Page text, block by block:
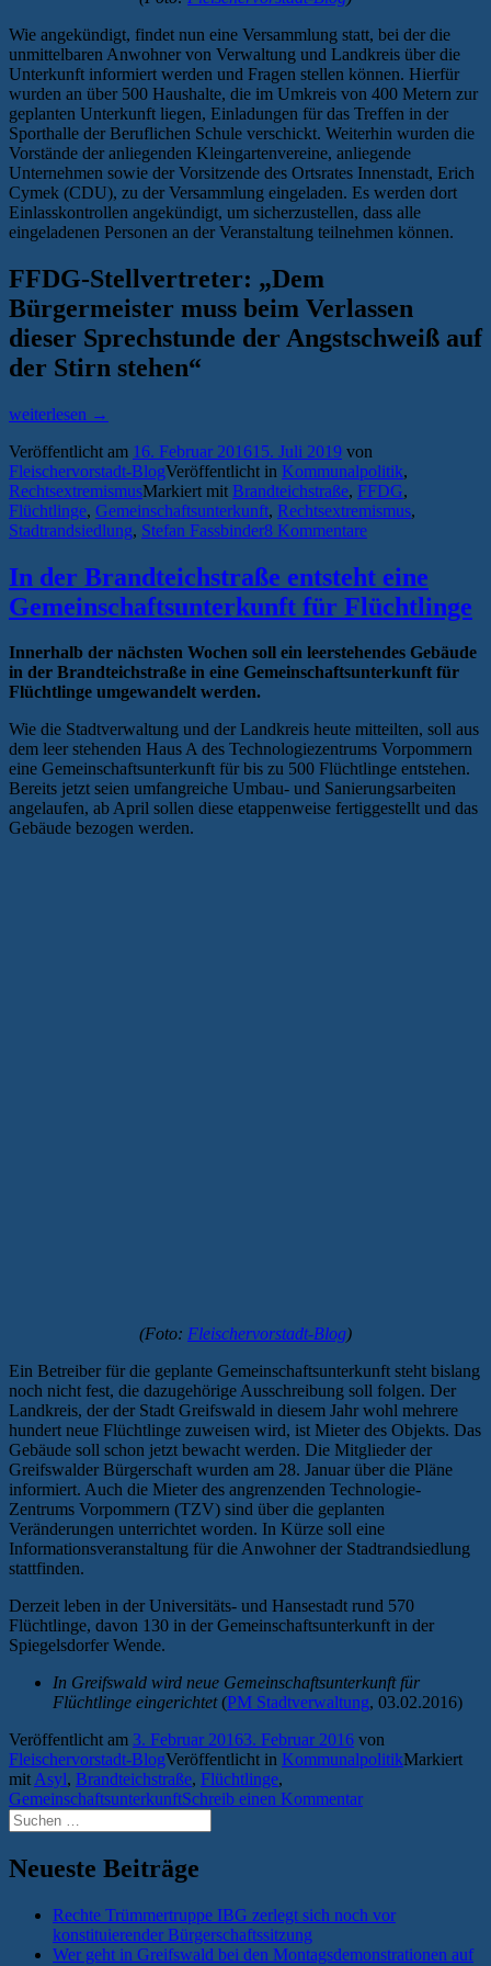
Wie angekündigt, findet nun eine Versammlung statt, bei der die
unmittelbaren Anwohner von Verwaltung und Landkreis über die
Unterkunft informiert werden und Fragen stellen können. Hierfür
wurden an über 500 Haushalte, die im Umkreis von 400 Metern zur
geplanten Unterkunft liegen, Einladungen für das Treffen in der
Sporthalle der Beruflichen Schule verschickt. Weiterhin wurden die
Vorstände der anliegenden Kleingartenvereine, anliegende
Unternehmen sowie der Vorsitzende des Ortsrates Innenstadt, Erich
Cymek (CDU), zu der Versammlung eingeladen. Es werden dort
Einlasskontrollen angekündigt, um sicherzustellen, dass alle
eingeladenen Personen an der Veranstaltung teilnehmen können.
FFDG-Stellvertreter: „Dem
Bürgermeister muss beim Verlassen
dieser Sprechstunde der Angstschweiß auf
der Stirn stehen“
„Anwohnerversammlung
Flüchtlingsunterkunft
Brandteichstraße“
weiterlesen →
Veröffentlicht am 16. Februar 201615. Juli 2019 von
Fleischervorstadt-BlogVeröffentlicht in Kommunalpolitik,
RechtsextremismusMarkiert mit Brandteichstraße, FFDG,
Flüchtlinge, Gemeinschaftsunterkunft, Rechtsextremismus,
Stadtrandsiedlung, Stefan Fassbinder8 Kommentare
In der Brandteichstraße entsteht eine
Gemeinschaftsunterkunft für Flüchtlinge
Innerhalb der nächsten Wochen soll ein leerstehendes Gebäude
in der Brandteichstraße in eine Gemeinschaftsunterkunft für
Flüchtlinge umgewandelt werden.
Wie die Stadtverwaltung und der Landkreis heute mitteilten, soll aus
dem leer stehenden Haus A des Technologiezentrums Vorpommern
eine Gemeinschaftsunterkunft für bis zu 500 Flüchtlinge entstehen.
Bereits jetzt seien umfangreiche Umbau- und Sanierungsarbeiten
angelaufen, ab April sollen diese etappenweise fertiggestellt und das
Gebäude bezogen werden.
(Foto: Fleischervorstadt-Blog)
Ein Betreiber für die geplante Gemeinschaftsunterkunft steht bislang
noch nicht fest, die dazugehörige Ausschreibung soll folgen. Der
Landkreis, der der Stadt Greifswald in diesem Jahr wohl mehrere
hundert neue Flüchtlinge zuweisen wird, ist Mieter des Objekts. Das
Gebäude soll schon jetzt bewacht werden. Die Mitglieder der
Greifswalder Bürgerschaft wurden am 28. Januar über die Pläne
informiert. Auch die Mieter des angrenzenden Technologie-
Zentrums Vorpommern (TZV) sind über die geplanten
Veränderungen unterrichtet worden. In Kürze soll eine
Informationsveranstaltung für die Anwohner der Stadtrandsiedlung
stattfinden.
Derzeit leben in der Universitäts- und Hansestadt rund 570
Flüchtlinge, davon 130 in der Gemeinschaftsunterkunft in der
Spiegelsdorfer Wende.
In Greifswald wird neue Gemeinschaftsunterkunft für
Flüchtlinge eingerichtet(PM Stadtverwaltung, 03.02.2016)
Veröffentlicht am 3. Februar 20163. Februar 2016 von
Fleischervorstadt-BlogVeröffentlicht in KommunalpolitikMarkiert
mitAsyl, Brandteichstraße, Flüchtlinge,
GemeinschaftsunterkunftSchreib einen Kommentar
Suchen
nach:
Neueste Beiträge
Rechte Trümmertruppe IBG zerlegt sich noch vor
konstituierender Bürgerschaftssitzung
Wer geht in Greifswald bei den Montagsdemonstrationen auf